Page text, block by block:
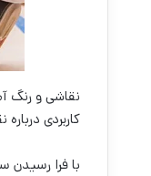
نقاشی و رنگ
کاربردی
با فرا رسیدن